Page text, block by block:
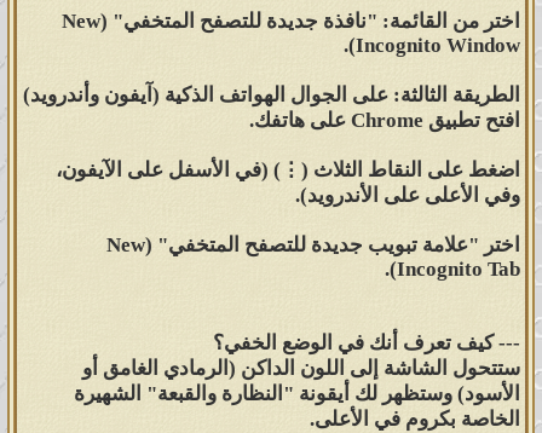
اختر من القائمة: "نافذة جديدة للتصفح المتخفي" (New
Incognito Window).
الطريقة الثالثة: على الجوال الهواتف الذكية (آيفون وأندرويد)
افتح تطبيق Chrome على هاتفك.
اضغط على النقاط الثلاث (⋮) (في الأسفل على الآيفون،
وفي الأعلى على الأندرويد).
اختر "علامة تبويب جديدة للتصفح المتخفي" (New
Incognito Tab).
--- كيف تعرف أنك في الوضع الخفي؟
ستتحول الشاشة إلى اللون الداكن (الرمادي الغامق أو
الأسود) وستظهر لك أيقونة "النظارة والقبعة" الشهيرة
الخاصة بكروم في الأعلى.